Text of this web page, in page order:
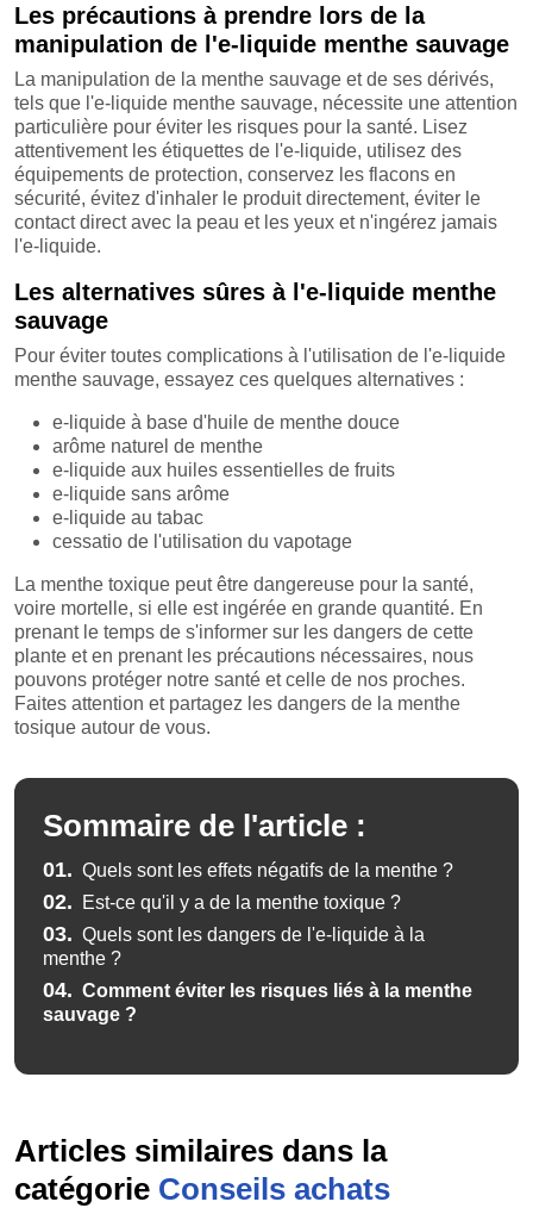
Les précautions à prendre lors de la
manipulation de l'e-liquide menthe sauvage
La manipulation de la menthe sauvage et de ses dérivés,
tels que l'e-liquide menthe sauvage, nécessite une attention
particulière pour éviter les risques pour la santé. Lisez
attentivement les étiquettes de l'e-liquide, utilisez des
équipements de protection, conservez les flacons en
sécurité, évitez d'inhaler le produit directement, éviter le
contact direct avec la peau et les yeux et n'ingérez jamais
l'e-liquide.
Les alternatives sûres à l'e-liquide menthe
sauvage
Pour éviter toutes complications à l'utilisation de l'e-liquide
menthe sauvage, essayez ces quelques alternatives :
e-liquide à base d'huile de menthe douce
arôme naturel de menthe
e-liquide aux huiles essentielles de fruits
e-liquide sans arôme
e-liquide au tabac
cessatio de l'utilisation du vapotage
La menthe toxique peut être dangereuse pour la santé,
voire mortelle, si elle est ingérée en grande quantité. En
prenant le temps de s'informer sur les dangers de cette
plante et en prenant les précautions nécessaires, nous
pouvons protéger notre santé et celle de nos proches.
Faites attention et partagez les dangers de la menthe
tosique autour de vous.
Sommaire de l'article :
01. Quels sont les effets négatifs de la menthe ?
02. Est-ce qu'il y a de la menthe toxique ?
03. Quels sont les dangers de l'e-liquide à la
menthe ?
04. Comment éviter les risques liés à la menthe
sauvage ?
Articles similaires dans la
catégorie Conseils achats